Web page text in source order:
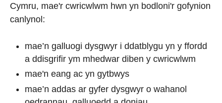
Cymru, mae'r cwricwlwm hwn yn bodloni'r gofynion
canlynol:
mae’n galluogi dysgwyr i ddatblygu yn y ffordd
a ddisgrifir ym mhedwar diben y cwricwlwm
mae'n eang ac yn gytbwys
mae’n addas ar gyfer dysgwyr o wahanol